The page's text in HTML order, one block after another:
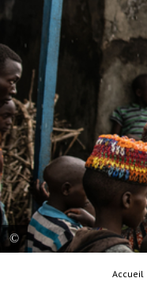
Delphin is a health
Accueil